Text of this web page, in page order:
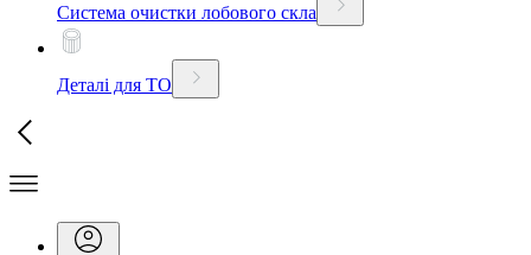
Система очистки лобового скла
Деталі для ТО